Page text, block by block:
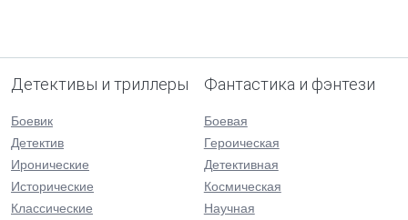
Детективы и триллеры
Боевик
Детектив
Иронические
Исторические
Классические
Фантастика и фэнтези
Боевая
Героическая
Детективная
Космическая
Научная